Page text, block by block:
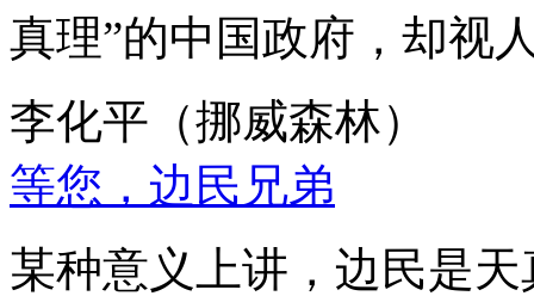
真理”的中国政府，却视
李化平（挪威森林）
等您，边民兄弟
某种意义上讲，边民是